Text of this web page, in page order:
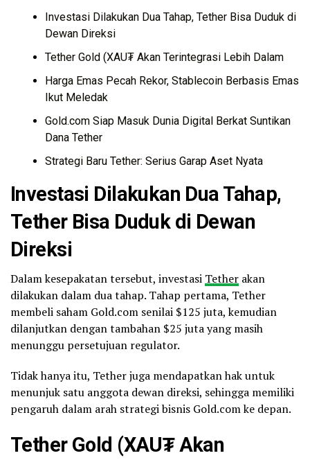
Investasi Dilakukan Dua Tahap, Tether Bisa Duduk di
Dewan Direksi
Tether Gold (XAU₮ Akan Terintegrasi Lebih Dalam
Harga Emas Pecah Rekor, Stablecoin Berbasis Emas
Ikut Meledak
Gold.com Siap Masuk Dunia Digital Berkat Suntikan
Dana Tether
Strategi Baru Tether: Serius Garap Aset Nyata
Investasi Dilakukan Dua Tahap,
Tether Bisa Duduk di Dewan
Direksi
Dalam kesepakatan tersebut, investasi Tether akan
dilakukan dalam dua tahap. Tahap pertama, Tether
membeli saham Gold.com senilai $125 juta, kemudian
dilanjutkan dengan tambahan $25 juta yang masih
menunggu persetujuan regulator.
Tidak hanya itu, Tether juga mendapatkan hak untuk
menunjuk satu anggota dewan direksi, sehingga memiliki
pengaruh dalam arah strategi bisnis Gold.com ke depan.
Tether Gold (XAU₮ Akan